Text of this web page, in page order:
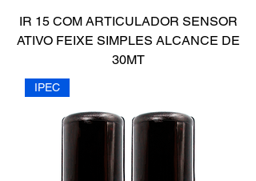
IR 15 COM ARTICULADOR SENSOR
ATIVO FEIXE SIMPLES ALCANCE DE
30MT
IPEC